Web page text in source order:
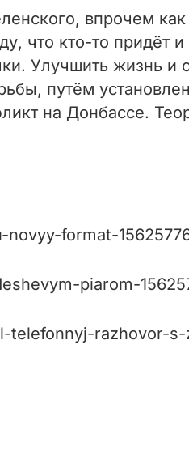
впрочем
что кто-то придёт
Улучшить жизнь и
путём
на Донбассе.
format-
piarom-
telefonnyj-razhovor-